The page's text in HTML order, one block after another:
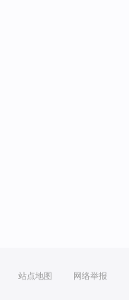
站点地图 网络举报